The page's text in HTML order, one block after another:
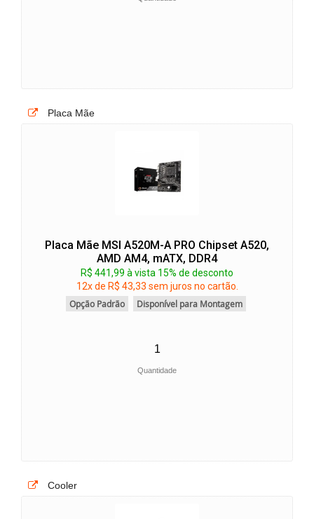
Placa Mãe
Placa Mãe MSI A520M-A PRO Chipset A520,
AMD AM4, mATX, DDR4
R$ 441,99 à vista 15% de desconto
12x de R$ 43,33 sem juros no cartão.
Opção Padrão
Disponível para Montagem
Quantidade
Cooler